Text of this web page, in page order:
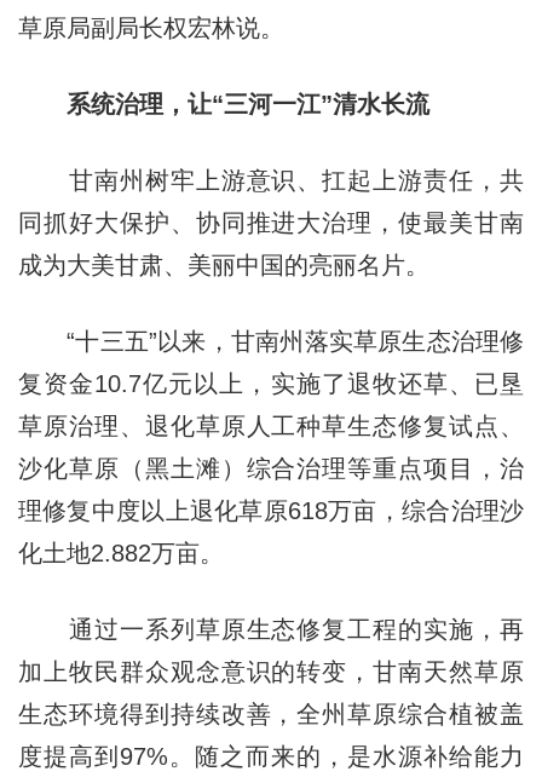
草原局副局长权宏林说。
系统治理，让“三河一江”清水长流
甘南州树牢上游意识、扛起上游责任，共
同抓好大保护、协同推进大治理，使最美甘南
成为大美甘肃、美丽中国的亮丽名片。
“十三五”以来，甘南州落实草原生态治理修
复资金10.7亿元以上，实施了退牧还草、已垦
草原治理、退化草原人工种草生态修复试点、
沙化草原（黑土滩）综合治理等重点项目，治
理修复中度以上退化草原618万亩，综合治理沙
化土地2.882万亩。
通过一系列草原生态修复工程的实施，再
加上牧民群众观念意识的转变，甘南天然草原
生态环境得到持续改善，全州草原综合植被盖
度提高到97%。随之而来的，是水源补给能力